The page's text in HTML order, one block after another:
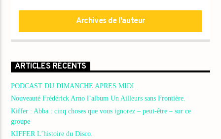
Archives de l'auteur
ARTICLES RÉCENTS
PODCAST DU DIMANCHE APRES MIDI .
Nouveauté Frédérick Arno l’album Un Ailleurs sans Frontière.
Kiffer : Abba : cinq choses que vous ignorez – peut-être – sur ce
groupe
KIFFER L’histoire du Disco.